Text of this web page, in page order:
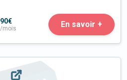
90€
/mois En savoir +